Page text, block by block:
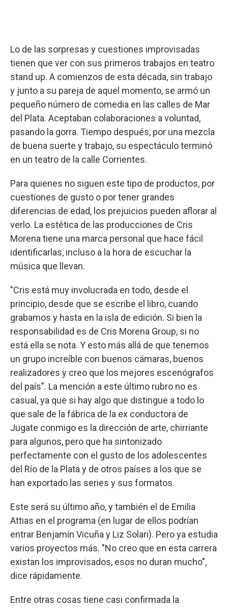
Lo de las sorpresas y cuestiones improvisadas
tienen que ver con sus primeros trabajos en teatro
stand up. A comienzos de esta década, sin trabajo
y junto a su pareja de aquel momento, se armó un
pequeño número de comedia en las calles de Mar
del Plata. Aceptaban colaboraciones a voluntad,
pasando la gorra. Tiempo después, por una mezcla
de buena suerte y trabajo, su espectáculo terminó
en un teatro de la calle Corrientes.
Para quienes no siguen este tipo de productos, por
cuestiones de gusto o por tener grandes
diferencias de edad, los prejuicios pueden aflorar al
verlo. La estética de las producciones de Cris
Morena tiene una marca personal que hace fácil
identificarlas, incluso a la hora de escuchar la
música que llevan.
"Cris está muy involucrada en todo, desde el
principio, desde que se escribe el libro, cuando
grabamos y hasta en la isla de edición. Si bien la
responsabilidad es de Cris Morena Group, si no
está ella se nota. Y esto más allá de que tenemos
un grupo increíble con buenos cámaras, buenos
realizadores y creo que los mejores escenógrafos
del país". La mención a este último rubro no es
casual, ya que si hay algo que distingue a todo lo
que sale de la fábrica de la ex conductora de
Jugate conmigo es la dirección de arte, chirriante
para algunos, pero que ha sintonizado
perfectamente con el gusto de los adolescentes
del Río de la Plata y de otros países a los que se
han exportado las series y sus formatos.
Este será su último año, y también el de Emilia
Attias en el programa (en lugar de ellos podrían
entrar Benjamín Vicuña y Liz Solari). Pero ya estudia
varios proyectos más. "No creo que en esta carrera
existan los improvisados, esos no duran mucho",
dice rápidamente.
Entre otras cosas tiene casi confirmada la